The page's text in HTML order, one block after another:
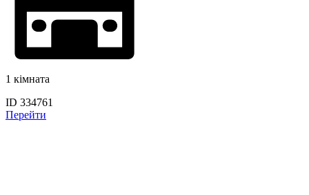
1 кімната
ID 334761
Перейти